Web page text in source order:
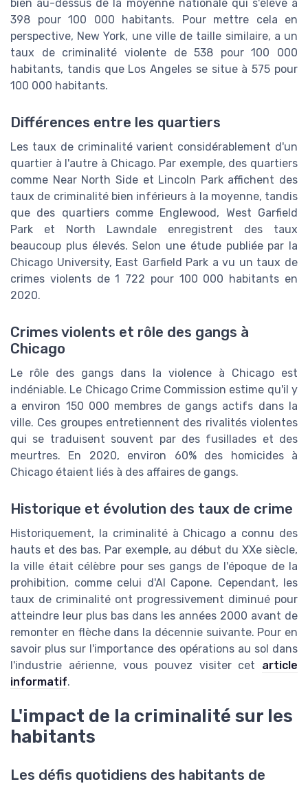
bien au-dessus de la moyenne nationale qui s'élève à
398 pour 100 000 habitants. Pour mettre cela en
perspective, New York, une ville de taille similaire, a un
taux de criminalité violente de 538 pour 100 000
habitants, tandis que Los Angeles se situe à 575 pour
100 000 habitants.
Différences entre les quartiers
Les taux de criminalité varient considérablement d'un
quartier à l'autre à Chicago. Par exemple, des quartiers
comme Near North Side et Lincoln Park affichent des
taux de criminalité bien inférieurs à la moyenne, tandis
que des quartiers comme Englewood, West Garfield
Park et North Lawndale enregistrent des taux
beaucoup plus élevés. Selon une étude publiée par la
Chicago University, East Garfield Park a vu un taux de
crimes violents de 1 722 pour 100 000 habitants en
2020.
Crimes violents et rôle des gangs à
Chicago
Le rôle des gangs dans la violence à Chicago est
indéniable. Le Chicago Crime Commission estime qu'il y
a environ 150 000 membres de gangs actifs dans la
ville. Ces groupes entretiennent des rivalités violentes
qui se traduisent souvent par des fusillades et des
meurtres. En 2020, environ 60% des homicides à
Chicago étaient liés à des affaires de gangs.
Historique et évolution des taux de crime
Historiquement, la criminalité à Chicago a connu des
hauts et des bas. Par exemple, au début du XXe siècle,
la ville était célèbre pour ses gangs de l'époque de la
prohibition, comme celui d'Al Capone. Cependant, les
taux de criminalité ont progressivement diminué pour
atteindre leur plus bas dans les années 2000 avant de
remonter en flèche dans la décennie suivante. Pour en
savoir plus sur l'importance des opérations au sol dans
l'industrie aérienne, vous pouvez visiter cet article
informatif.
L'impact de la criminalité sur les
habitants
Les défis quotidiens des habitants de